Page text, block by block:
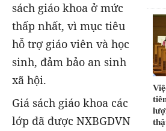
sách giáo khoa ở mức
thấp nhất, vì mục tiêu
hỗ trợ giáo viên và học
sinh, đảm bảo an sinh
xã hội.
Giá sách giáo khoa các
lớp đã được NXBGDVN